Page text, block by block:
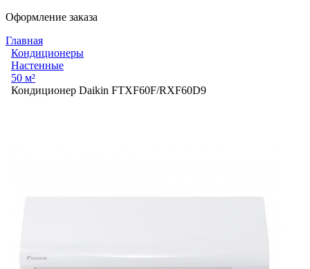
Оформление заказа
Главная
Кондиционеры
Настенные
50 м²
Кондиционер Daikin FTXF60F/RXF60D9